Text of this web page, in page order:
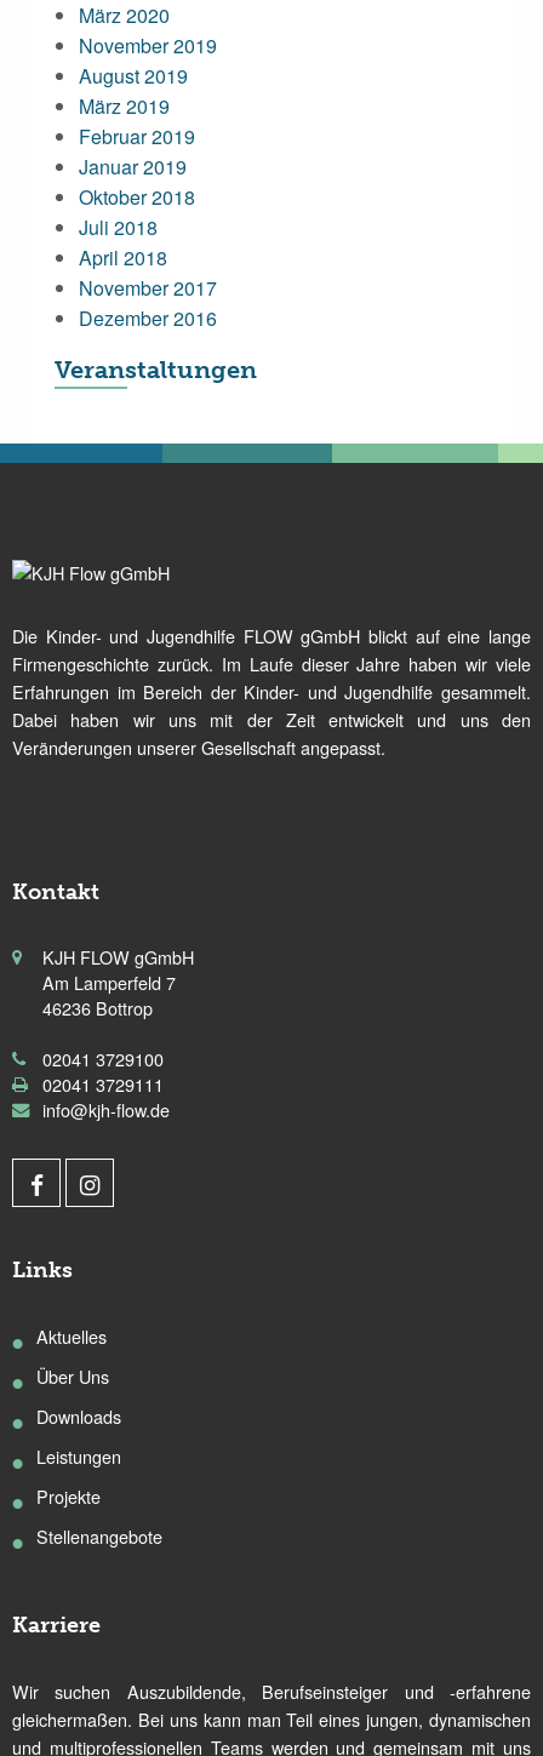
März 2020
November 2019
August 2019
März 2019
Februar 2019
Januar 2019
Oktober 2018
Juli 2018
April 2018
November 2017
Dezember 2016
Veranstaltungen
Die Kinder- und Jugendhilfe FLOW gGmbH blickt auf eine lange
Firmengeschichte zurück. Im Laufe dieser Jahre haben wir viele
Erfahrungen im Bereich der Kinder- und Jugendhilfe gesammelt.
Dabei haben wir uns mit der Zeit entwickelt und uns den
Veränderungen unserer Gesellschaft angepasst.
Kontakt
KJH FLOW gGmbH
Am Lamperfeld 7
46236 Bottrop
02041 3729100
02041 3729111
info@kjh-flow.de
Links
Aktuelles
Über Uns
Downloads
Leistungen
Projekte
Stellenangebote
Karriere
Wir suchen Auszubildende, Berufseinsteiger und -erfahrene
gleichermaßen. Bei uns kann man Teil eines jungen, dynamischen
und multiprofessionellen Teams werden und gemeinsam mit uns